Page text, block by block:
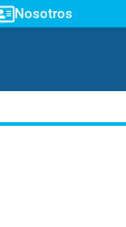
Nosotros